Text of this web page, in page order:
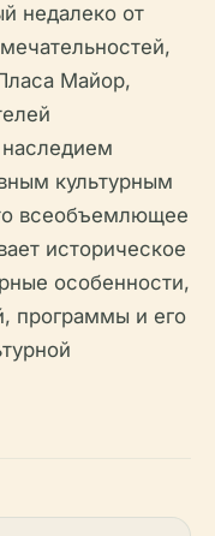
недалеко от
Майор,
наследием
культурным
всеобъемлющее
историческое
особенности,
программы и его